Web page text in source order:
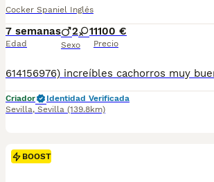
Cocker Spaniel Inglés
7 semanas
Edad
2 1
Sexo
1100 €
Precio
Criador
Identidad Verificada
Sevilla, Sevilla (139.8km)
BOOST